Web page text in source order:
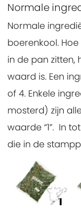
Normale
Normale
boerenkool.
in de pan zitten,
waard is. Een
of 4. Enkele
mosterd) zijn
waarde “1”. In
die in de